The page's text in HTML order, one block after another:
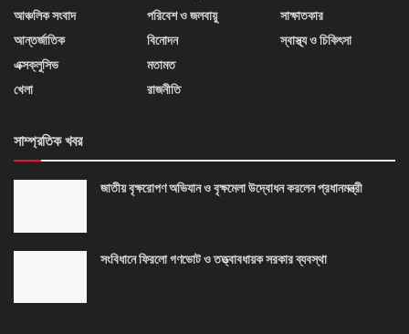
আঞ্চলিক সংবাদ
আন্তর্জাতিক
এক্সক্লুসিভ
খেলা
পরিবেশ ও জলবায়ু
বিনোদন
মতামত
রাজনীতি
সাক্ষাতকার
স্বাস্থ্য ও চিকিৎসা
সাম্প্রতিক খবর
জাতীয় বৃক্ষরোপণ অভিযান ও বৃক্ষমেলা উদ্বোধন করলেন প্রধানমন্ত্রী
সংবিধানে ফিরলো গণভোট ও তত্ত্বাবধায়ক সরকার ব্যবস্থা